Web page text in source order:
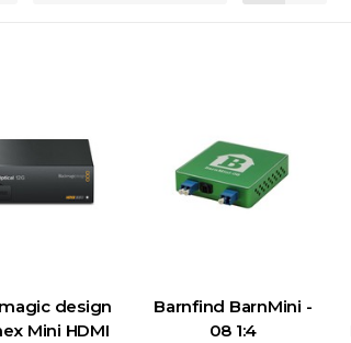
design
Mini HDMI
Barnfind BarnMini -
08 1:4